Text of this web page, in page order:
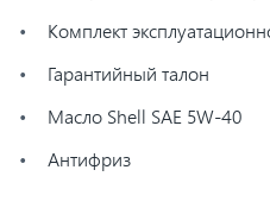
Комплект
Гарантийный талон
Масло Shell SAE 5W-40
Антифриз